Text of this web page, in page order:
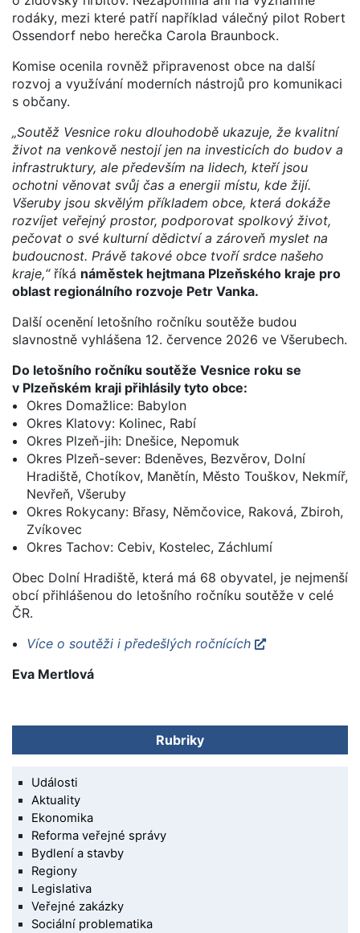
rodáky, mezi které patří například válečný pilot Robert
Ossendorf nebo herečka Carola Braunbock.
Komise ocenila rovněž připravenost obce na další
rozvoj a využívání moderních nástrojů pro komunikaci
s občany.
„Soutěž Vesnice roku dlouhodobě ukazuje, že kvalitní
život na venkově nestojí jen na investicích do budov a
infrastruktury, ale především na lidech, kteří jsou
ochotni věnovat svůj čas a energii místu, kde žijí.
Všeruby jsou skvělým příkladem obce, která dokáže
rozvíjet veřejný prostor, podporovat spolkový život,
pečovat o své kulturní dědictví a zároveň myslet na
budoucnost. Právě takové obce tvoří srdce našeho
kraje,“říká náměstek hejtmana Plzeňského kraje pro
oblast regionálního rozvoje Petr Vanka.
Další ocenění letošního ročníku soutěže budou
slavnostně vyhlášena 12. července 2026 ve Všerubech.
Do letošního ročníku soutěže Vesnice roku se
v Plzeňském kraji přihlásily tyto obce:
Okres Domažlice: Babylon
Okres Klatovy: Kolinec, Rabí
Okres Plzeň-jih: Dnešice, Nepomuk
Okres Plzeň-sever: Bdeněves, Bezvěrov, Dolní
Hradiště, Chotíkov, Manětín, Město Touškov, Nekmíř,
Nevřeň, Všeruby
Okres Rokycany: Břasy, Němčovice, Raková, Zbiroh,
Zvíkovec
Okres Tachov: Cebiv, Kostelec, Záchlumí
Obec Dolní Hradiště, která má 68 obyvatel, je nejmenší
obcí přihlášenou do letošního ročníku soutěže v celé
ČR.
Více o soutěži i předešlých ročnících
Eva Mertlová
Rubriky
Události
Aktuality
Ekonomika
Reforma veřejné správy
Bydlení a stavby
Regiony
Legislativa
Veřejné zakázky
Sociální problematika